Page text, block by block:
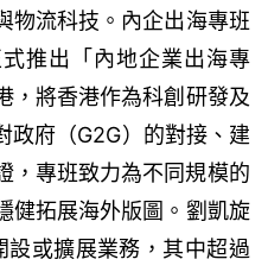
物流科技。內企出海專班
推出「內地企業出海專
，將香港作為科創研發及
政府（G2G）的對接、建
，專班致力為不同規模的
健拓展海外版圖。劉凱旋
或擴展業務，其中超過